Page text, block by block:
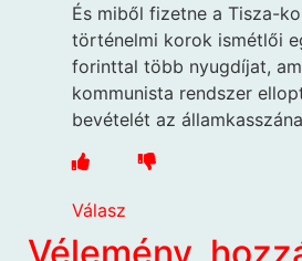
És miből fizetne a Tisza-
történelmi korok ismétlői
forinttal több nyugdíjat,
kommunista rendszer
bevételét az
Válasz